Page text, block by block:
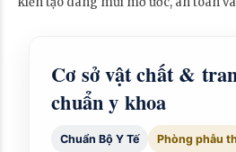
Cơ sở vật chất &
chuẩn y khoa
Chuẩn Bộ Y Tế Phòng phẫu